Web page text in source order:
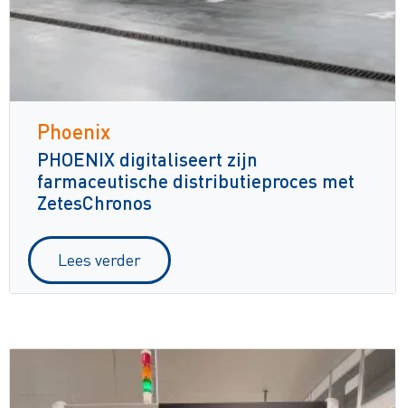
Phoenix
PHOENIX digitaliseert zijn
farmaceutische distributieproces met
ZetesChronos
Lees verder